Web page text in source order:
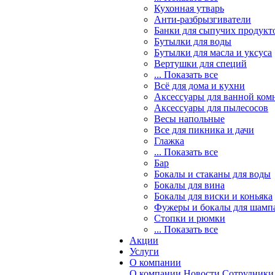
Кухонная утварь
Анти-разбрызгиватели
Банки для сыпучих
Бутылки для воды
Бутылки для масла и уксуса
Вертушки для специй
... Показать все
Всё для дома и кухни
Аксессуары для ванной
Аксессуары для пылесосов
Весы напольные
Все для пикника и дачи
Глажка
... Показать все
Бар
Бокалы и стаканы для воды
Бокалы для вина
Бокалы для виски и коньяка
Фужеры и бокалы для
Стопки и рюмки
... Показать все
Акции
Услуги
О компании